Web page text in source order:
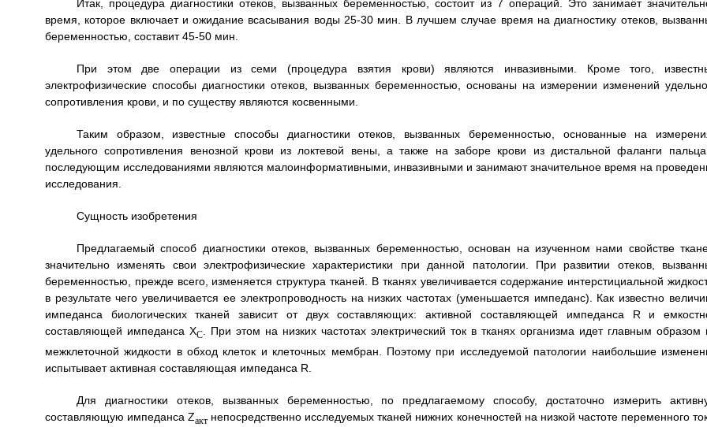
Итак, процедура диагностики отеков, вызванных беременностью, состоит из 7 операций. Это занимает
время, которое включает и ожидание всасывания воды 25-30 мин. В лучшем случае время на диагностику отеков,
беременностью, составит 45-50 мин.
При этом две операции из семи (процедура взятия крови) являются инвазивными. Кроме того,
электрофизические способы диагностики отеков, вызванных беременностью, основаны на измерении изменений
сопротивления крови, и по существу являются косвенными.
Таким образом, известные способы диагностики отеков, вызванных беременностью, основанные на
удельного сопротивления венозной крови из локтевой вены, а также на заборе крови из дистальной фаланги
последующим исследованиями являются малоинформативными, инвазивными и занимают значительное время на
исследования.
Сущность изобретения
Предлагаемый способ диагностики отеков, вызванных беременностью, основан на изученном нами свойстве
значительно изменять свои электрофизические характеристики при данной патологии. При развитии отеков,
беременностью, прежде всего, изменяется структура тканей. В тканях увеличивается содержание интерстициальной
в результате чего увеличивается ее электропроводность на низких частотах (уменьшается импеданс). Как известно
импеданса биологических тканей зависит от двух составляющих: активной составляющей импеданса R и
составляющей импеданса XC. При этом на низких частотах электрический ток в тканях организма идет главным образом
межклеточной жидкости в обход клеток и клеточных мембран. Поэтому при исследуемой патологии наибольшие
испытывает активная составляющая импеданса R.
Для диагностики отеков, вызванных беременностью, по предлагаемому способу, достаточно измерить
составляющую импеданса Zaкт непосредственно исследуемых тканей нижних конечностей на низкой частоте переменного